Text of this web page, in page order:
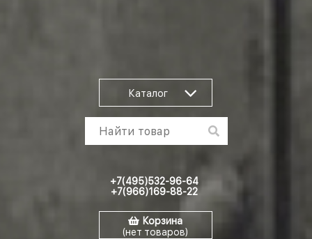
Каталог
+7(495)532-96-64
+7(966)169-88-22
Корзина
(нет товаров)